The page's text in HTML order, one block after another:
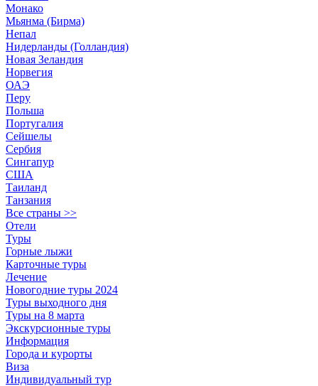
Монако
Мьянма (Бирма)
Непал
Нидерланды (Голландия)
Новая Зеландия
Норвегия
ОАЭ
Перу
Польша
Португалия
Сейшелы
Сербия
Сингапур
США
Таиланд
Танзания
Все страны >>
Отели
Туры
Горные лыжи
Карточные туры
Лечение
Новогодние туры 2024
Туры выходного дня
Туры на 8 марта
Экскурсионные туры
Информация
Города и курорты
Виза
Индивидуальный тур